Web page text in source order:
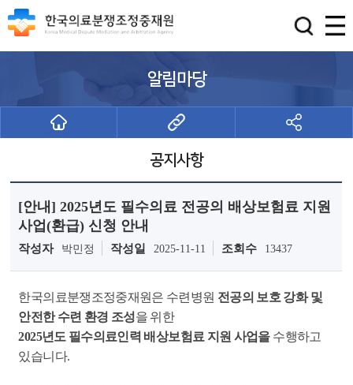
알림마당
공지사항
[안내] 2025년도 필수의료 전공의 배상보험료 지원
사업(환급) 신청 안내
작성자 박민정 작성일 2025-11-11 조회수 13437
한국의료분쟁조정중재원은 수련병원 전공의 보호 강화 및
안전한 수련 환경 조성을 위한
2025년도 필수의료인력 배상보험료 지원 사업을수행하고
있습니다.